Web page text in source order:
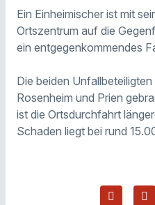
Ein Einheimischer ist mit
Ortszentrum auf die
ein entgegenkommendes
Die beiden
Rosenheim und Prien
ist die Ortsdurchfahrt
Schaden liegt bei rund